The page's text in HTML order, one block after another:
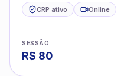
CRP ativo Online
SESSÃO
R$ 80